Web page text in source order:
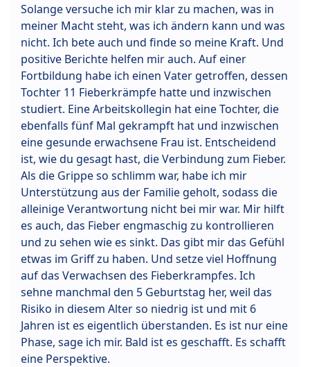
Solange versuche ich mir klar zu machen, was in
meiner Macht steht, was ich ändern kann und was
nicht. Ich bete auch und finde so meine Kraft. Und
positive Berichte helfen mir auch. Auf einer
Fortbildung habe ich einen Vater getroffen, dessen
Tochter 11 Fieberkrämpfe hatte und inzwischen
studiert. Eine Arbeitskollegin hat eine Tochter, die
ebenfalls fünf Mal gekrampft hat und inzwischen
eine gesunde erwachsene Frau ist. Entscheidend
ist, wie du gesagt hast, die Verbindung zum Fieber.
Als die Grippe so schlimm war, habe ich mir
Unterstützung aus der Familie geholt, sodass die
alleinige Verantwortung nicht bei mir war. Mir hilft
es auch, das Fieber engmaschig zu kontrollieren
und zu sehen wie es sinkt. Das gibt mir das Gefühl
etwas im Griff zu haben. Und setze viel Hoffnung
auf das Verwachsen des Fieberkrampfes. Ich
sehne manchmal den 5 Geburtstag her, weil das
Risiko in diesem Alter so niedrig ist und mit 6
Jahren ist es eigentlich überstanden. Es ist nur eine
Phase, sage ich mir. Bald ist es geschafft. Es schafft
eine Perspektive.